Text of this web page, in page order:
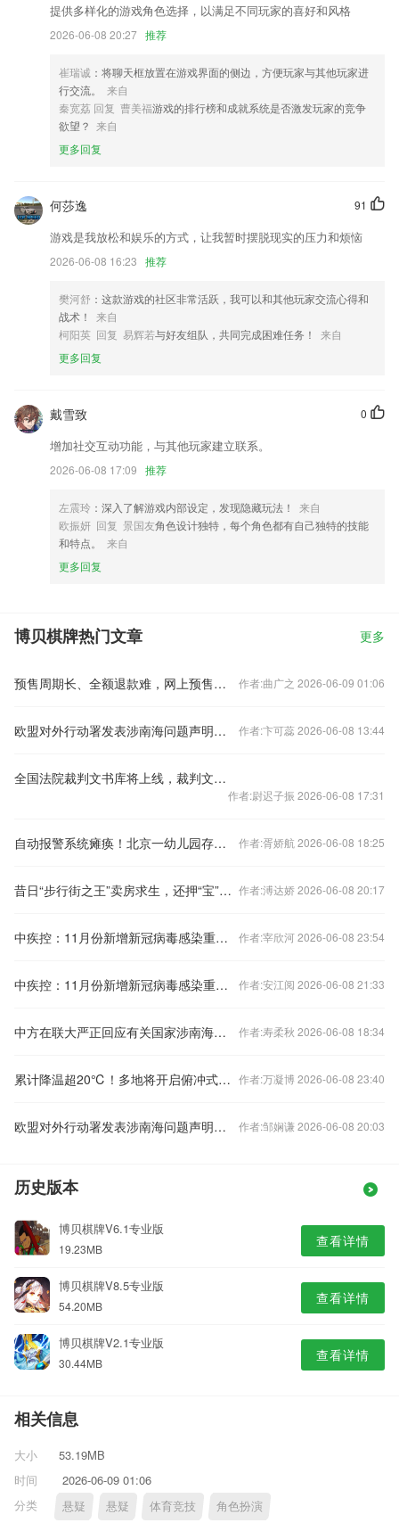
博贝棋牌更新了什么?
支持微信QQ图片分享；
简化设定笔记提醒时间的操作步骤；
修复了阅读页退出后卡住的bug；
改进用户体验，优化性能；
联系我们
以上就是博贝棋牌的介绍，如果您喜欢这款软件，您可以到应用商店进行
打分评论，说出您的使用经历，以帮助我们更好的对产品进行优化修改。
提供多样化的游戏角色选择，以满足不同玩家的喜好和风格
2026-06-08 20:27 推荐
崔瑞诚 ：将聊天框放置在游戏界面的侧边，方便玩家与其他玩家进
行交流。
来自
秦宽荔 回复 曹美福游戏的排行榜和成就系统是否激发玩家的竞争
欲望？ 来自
更多回复
91
何莎逸
游戏是我放松和娱乐的方式，让我暂时摆脱现实的压力和烦恼
2026-06-08 16:23 推荐
樊河舒 ：这款游戏的社区非常活跃，我可以和其他玩家交流心得和
战术！
来自
柯阳英 回复 易辉若与好友组队，共同完成困难任务！
来自
更多回复
0
戴雪致
增加社交互动功能，与其他玩家建立联系。
2026-06-08 17:09 推荐
左震玲 ：深入了解游戏内部设定，发现隐藏玩法！
来自
欧振妍 回复 景国友角色设计独特，每个角色都有自己独特的技能
和特点。
来自
更多回复
博贝棋牌热门文章 更多
预售周期长、全额退款难，网上预售票套路埋得深 作者:曲广之 2026-06-09 01:06
欧盟对外行动署发表涉南海问题声明，中国驻欧盟使团驳斥 作者:卞可蕊 2026-06-08 13:44
全国法院裁判文书库将上线，裁判文书公开何去何从？
作者:尉迟子振 2026-06-08 17:31
自动报警系统瘫痪！北京一幼儿园存重大火灾隐患 作者:胥娇航 2026-06-08 18:25
昔日“步行街之王”卖房求生，还押“宝”千元羽绒服 作者:溥达娇 2026-06-08 20:17
中疾控：11月份新增新冠病毒感染重症病例135例 作者:宰欣河 2026-06-08 23:54
中疾控：11月份新增新冠病毒感染重症病例135例 作者:安江阅 2026-06-08 21:33
中方在联大严正回应有关国家涉南海问题错误言论 作者:寿柔秋 2026-06-08 18:34
累计降温超20℃！多地将开启俯冲式降温 作者:万凝博 2026-06-08 23:40
欧盟对外行动署发表涉南海问题声明，中国驻欧盟使团驳斥 作者:邹娴谦 2026-06-08 20:03
历史版本
博贝棋牌V6.1专业版
19.23MB 查看详情
博贝棋牌V8.5专业版
54.20MB 查看详情
博贝棋牌V2.1专业版
30.44MB 查看详情
相关信息
大小
53.19MB
时间
2026-06-09 01:06
分类
悬疑 悬疑 体育竞技 角色扮演